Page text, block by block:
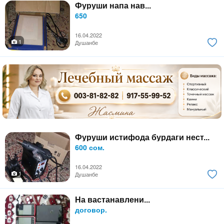
Фуруши напа нав...
650
16.04.2022
1
Душанбе
Фуруши истифода бурдаги нест...
600 сом.
16.04.2022
1
Душанбе
На вастанавлени...
договор.